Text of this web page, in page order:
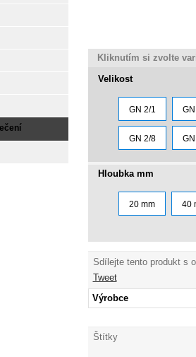
Kliknutím si zvolte
Velikost
GN 2/1
GN 2/8
Hloubka mm
20 mm 40
Sdílejte tento produkt s
Tweet
Výrobce
Štítky